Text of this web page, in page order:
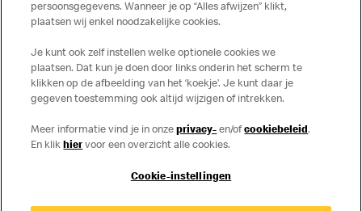
Services
Contact
persoonsgegevens. Wanneer je op “Alles afwijzen” klikt,
plaatsen wij enkel noodzakelijke cookies.
Je kunt ook zelf instellen welke optionele cookies we
plaatsen. Dat kun je doen door links onderin het scherm te
klikken op de afbeelding van het ‘koekje’. Je kunt daar je
gegeven toestemming ook altijd wijzigen of intrekken.
Meer informatie vind je in onzeprivacy- en/ofcookiebeleid.
En klikhier voor een overzicht alle cookies.
Cookie-instellingen